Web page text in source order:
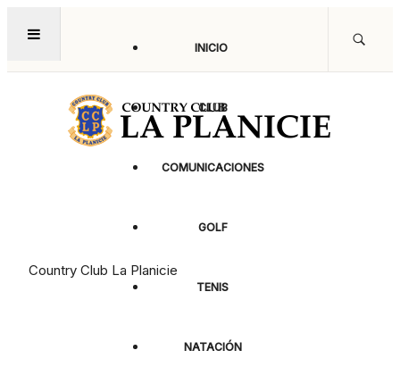
INICIO
CLUB
COMUNICACIONES
GOLF
TENIS
NATACIÓN
Taekwondo
Country Club La Planicie